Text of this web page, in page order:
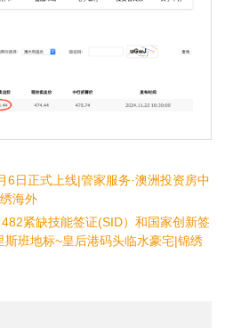
6日正式上线|管家服务·澳洲投资房中
海外
紧缺技能签证(SID）和国家创新签
斯班地标~皇后港码头临水豪宅|锦绣